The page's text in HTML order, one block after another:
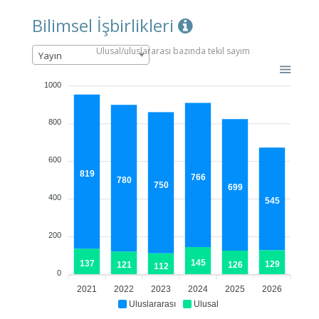
Bilimsel İşbirlikleri
Yayın Ulusal/uluslararası bazında tekil sayım
Uluslararası Ulusal
2021 2022 2023 2024 2025 2026
137 121 112 145 126 129
819
780 750
766
699
545
1000
800
600
400
200
0